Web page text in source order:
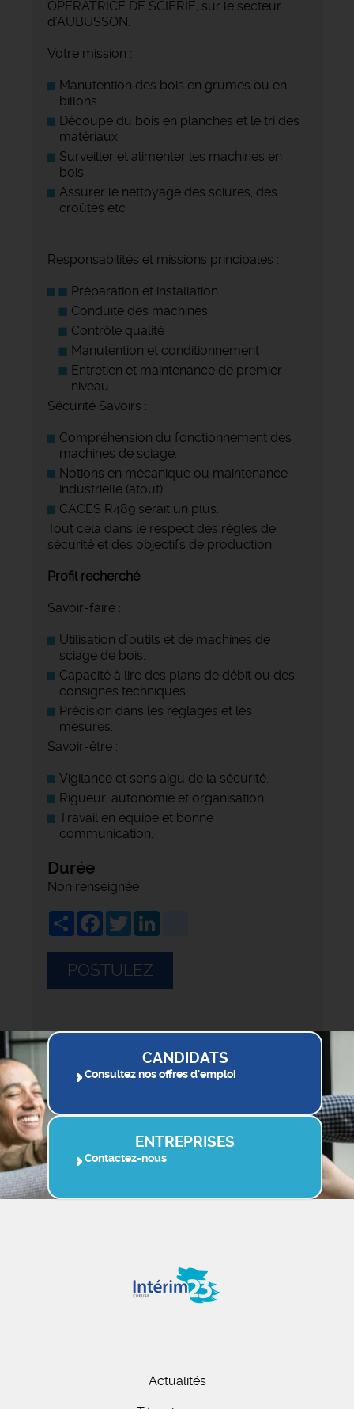
OPERATRICE DE SCIERIE, sur le secteur
d'AUBUSSON.
Votre mission :
Manutention des bois en grumes ou en
billons.
Découpe du bois en planches et le tri des
matériaux.
Surveiller et alimenter les machines en
bois.
Assurer le nettoyage des sciures, des
croûtes etc
Responsabilités et missions principales :
Préparation et installation
Conduite des machines
Contrôle qualité
Manutention et conditionnement
Entretien et maintenance de premier
niveau
Sécurité Savoirs :
Compréhension du fonctionnement des
machines de sciage.
Notions en mécanique ou maintenance
industrielle (atout).
CACES R489 serait un plus.
Tout cela dans le respect des règles de
sécurité et des objectifs de production.
Profil recherché
Savoir-faire :
Utilisation d'outils et de machines de
sciage de bois.
Capacité à lire des plans de débit ou des
consignes techniques.
Précision dans les réglages et les
mesures.
Savoir-être :
Vigilance et sens aigu de la sécurité.
Rigueur, autonomie et organisation.
Travail en équipe et bonne
communication.
Durée
Non renseignée
ShareFacebook
Twitter
POSTULEZ
CANDIDATS
Consultez nos offres d'emploi
ENTREPRISES
Contactez-nous
Actualités